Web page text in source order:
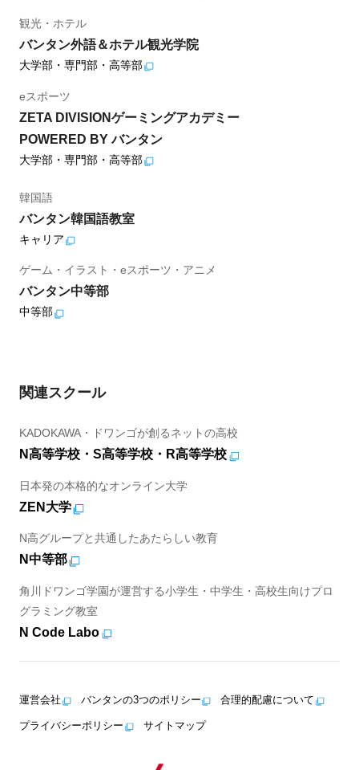
観光・ホテル
バンタン外語＆ホテル観光学院
大学部・専門部・高等部
eスポーツ
ZETA DIVISIONゲーミングアカデミー
POWERED BY バンタン
大学部・専門部・高等部
韓国語
バンタン韓国語教室
キャリア
ゲーム・イラスト・eスポーツ・アニメ
バンタン中等部
中等部
関連スクール
KADOKAWA・ドワンゴが創るネットの高校
N高等学校・S高等学校・R高等学校
日本発の本格的なオンライン大学
ZEN大学
N高グループと共通したあたらしい教育
N中等部
角川ドワンゴ学園が運営する小学生・中学生・高校生向けプロ
グラミング教室
N Code Labo
運営会社 バンタンの3つのポリシー 合理的配慮について
プライバシーポリシー サイトマップ